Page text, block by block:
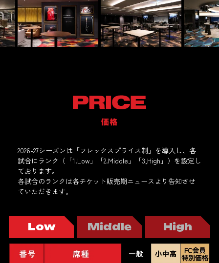
2026-27シーズンは「フレックスプライス制」を導入し、各
試合にランク（「1.Low」「2.Middle」「3,High」）を設定し
ております。
各試合のランクは各チケット販売期ニュースより告知させ
ていただきます。
Low Middle High